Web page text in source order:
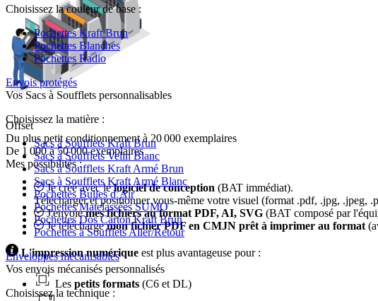
Choisissez la couleur de base :
Pochettes Kraft Brun
Pochettes Blanches
Pochettes Radio
Envois protégés
Vos Sacs à Soufflets personnalisables
Choisissez la matière :
Sacs à Soufflets Kraft Brun
Sacs à Soufflets Velin Blanc
Sacs à Soufflets Kraft Armé Brun
Sacs à Soufflets Kraft Armé Blanc
Pochettes Bulles d’Air
Pochettes Matelassées SUMO
Pochettes Dos Carton Kraft Brun
Pochettes à Soufflets Aller/Retour
Enveloppes mécanisables
Vos envois mécanisés personnalisés
Choisissez la technique :
Offset
Du plus petit conditionnement à 20 000 exemplaires
De 1 000 à 50 000 exemplaires
Mes possibilités :
Je créé avec lelogiciel de conception (BAT immédiat).
Télécharger et positionner vous-même votre visuel (format .pdf, .jpg, .jpeg,
J'envoiemes fichiers au format PDF, AI, SVG (BAT composé par
Je téléchargemon fichier PDF en CMJN prêt à imprimer au format
L'impression numérique est plus avantageuse pour :
Les petits formats (C6 et DL)